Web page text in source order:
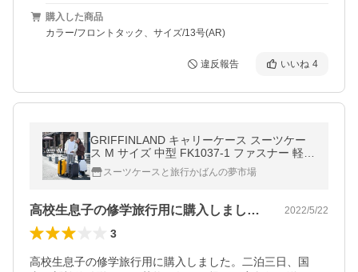
購入した商品
カラー/フロントタック、サイズ/13号(AR)
違反報告 いいね 4
GRIFFINLAND キャリーケース スーツケー
ス M サイズ 中型 FK1037-1 ファスナー 軽量
人気 おしゃれ キャリーバッグ 拡張 ハード 3
泊4日 グリフィンランド
スーツケースと旅行かばんの夢市場
高校生息子の修学旅行用に購入しました。… 2022/5/22
3
高校生息子の修学旅行用に購入しました。二泊三日、国